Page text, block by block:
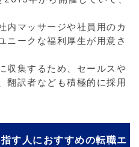
内マッサージや社員用のカ
ニークな福利厚生が用意さ
収集するため、セールスや
翻訳者なども積極的に採用
す人におすすめの転職エ